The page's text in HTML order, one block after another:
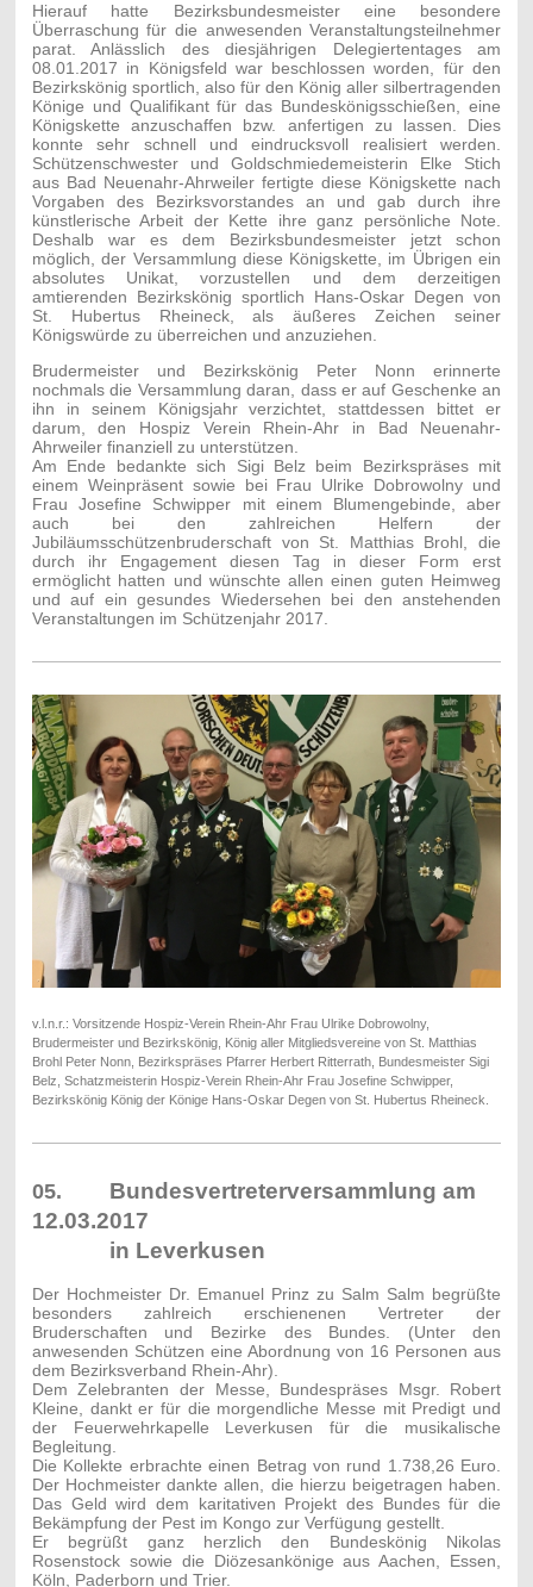
Hierauf hatte Bezirksbundesmeister eine besondere
Überraschung für die anwesenden Veranstaltungsteilnehmer
parat. Anlässlich des diesjährigen Delegiertentages am
08.01.2017 in Königsfeld war beschlossen worden, für den
Bezirkskönig sportlich, also für den König aller silbertragenden
Könige und Qualifikant für das Bundeskönigsschießen, eine
Königskette anzuschaffen bzw. anfertigen zu lassen. Dies
konnte sehr schnell und eindrucksvoll realisiert werden.
Schützenschwester und Goldschmiedemeisterin Elke Stich
aus Bad Neuenahr-Ahrweiler fertigte diese Königskette nach
Vorgaben des Bezirksvorstandes an und gab durch ihre
künstlerische Arbeit der Kette ihre ganz persönliche Note.
Deshalb war es dem Bezirksbundesmeister jetzt schon
möglich, der Versammlung diese Königskette, im Übrigen ein
absolutes Unikat, vorzustellen und dem derzeitigen
amtierenden Bezirkskönig sportlich Hans-Oskar Degen von
St. Hubertus Rheineck, als äußeres Zeichen seiner
Königswürde zu überreichen und anzuziehen.
Brudermeister und Bezirkskönig Peter Nonn erinnerte
nochmals die Versammlung daran, dass er auf Geschenke an
ihn in seinem Königsjahr verzichtet, stattdessen bittet er
darum, den Hospiz Verein Rhein-Ahr in Bad Neuenahr-
Ahrweiler finanziell zu unterstützen.
Am Ende bedankte sich Sigi Belz beim Bezirkspräses mit
einem Weinpräsent sowie bei Frau
Ulrike Dobrowolny und
Frau Josefine Schwipper mit einem Blumengebinde, aber
auch bei den zahlreichen Helfern der
Jubiläumsschützenbruderschaft von St. Matthias Brohl, die
durch ihr Engagement diesen Tag in dieser Form erst
ermöglicht hatten und wünschte allen einen guten Heimweg
und auf ein gesundes Wiedersehen bei den anstehenden
Veranstaltungen im Schützenjahr 2017.
v.l.n.r.: Vorsitzende Hospiz-Verein Rhein-Ahr Frau Ulrike Dobrowolny,
Brudermeister und Bezirkskönig, König aller Mitgliedsvereine von St. Matthias
Brohl Peter Nonn, Bezirkspräses Pfarrer Herbert Ritterrath, Bundesmeister Sigi
Belz, Schatzmeisterin Hospiz-Verein Rhein-Ahr Frau Josefine Schwipper,
Bezirkskönig König der Könige Hans-Oskar Degen von St. Hubertus Rheineck.
05.
Bundesvertreterversammlung am
12.03.2017
in Leverkusen
Der Hochmeister Dr. Emanuel Prinz zu Salm Salm begrüßte
besonders zahlreich erschienenen Vertreter der
Bruderschaften und Bezirke des Bundes. (Unter den
anwesenden Schützen eine Abordnung von 16 Personen aus
dem Bezirksverband Rhein-Ahr).
Dem Zelebranten der Messe, Bundespräses Msgr. Robert
Kleine, dankt er für die morgendliche Messe mit Predigt und
der Feuerwehrkapelle Leverkusen für die musikalische
Begleitung.
Die Kollekte erbrachte einen Betrag von rund 1.738,26 Euro.
Der Hochmeister dankte allen, die hierzu beigetragen haben.
Das Geld wird dem karitativen Projekt des Bundes für die
Bekämpfung der Pest im Kongo zur Verfügung gestellt.
Er begrüßt ganz herzlich den Bundeskönig Nikolas
Rosenstock sowie die Diözesankönige aus Aachen, Essen,
Köln, Paderborn und Trier.